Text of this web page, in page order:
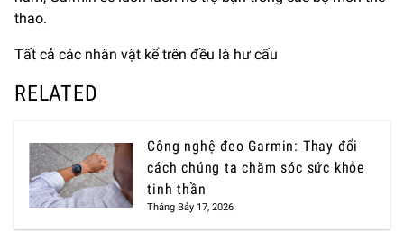
thao.
Tất cả các nhân vật kể trên đều là hư cấu
RELATED
Công nghệ đeo Garmin: Thay đổi
cách chúng ta chăm sóc sức khỏe
tinh thần
Tháng Bảy 17, 2026